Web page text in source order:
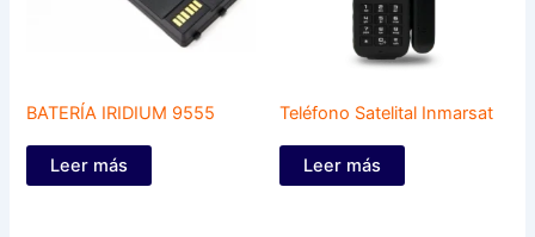
BATERÍA IRIDIUM 9555
Leer más
Teléfono Satelital Inmarsat
Leer más